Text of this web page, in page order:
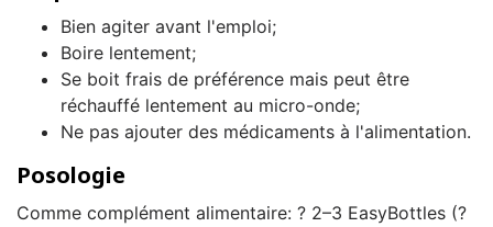
Bien agiter avant l'emploi;
Boire lentement;
Se boit frais de préférence mais peut être
réchauffé lentement au micro-onde;
Ne pas ajouter des médicaments à l'alimentation.
Posologie
Comme complément alimentaire: ? 2–3 EasyBottles (?